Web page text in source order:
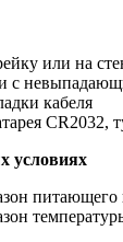
или на
с
кабеля
условиях